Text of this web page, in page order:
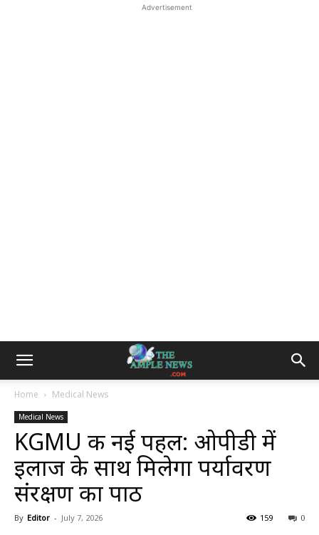
Advertisement
Home Medical News
Medical News
KGMU की नई पहल: ओपीडी में
इलाज के साथ मिलेगा पर्यावरण
संरक्षण का पाठ
By Editor - July 7, 2026 0
159